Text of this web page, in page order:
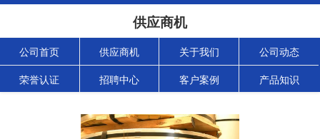
供应商机
公司首页 供应商机 关于我们 公司动态
荣誉认证 招聘中心 客户案例 产品知识